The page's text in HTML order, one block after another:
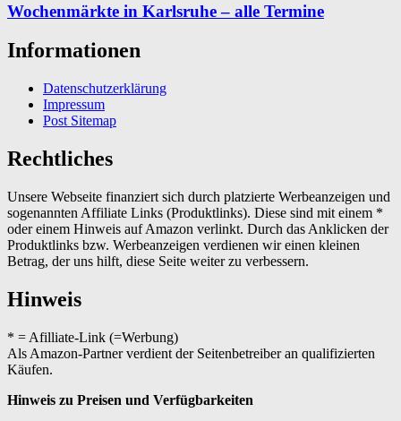
Wochenmärkte in Karlsruhe – alle Termine
Informationen
Datenschutzerklärung
Impressum
Post Sitemap
Rechtliches
Unsere Webseite finanziert sich durch platzierte Werbeanzeigen und
sogenannten Affiliate Links (Produktlinks). Diese sind mit einem *
oder einem Hinweis auf Amazon verlinkt. Durch das Anklicken der
Produktlinks bzw. Werbeanzeigen verdienen wir einen kleinen
Betrag, der uns hilft, diese Seite weiter zu verbessern.
Hinweis
* = Afilliate-Link (=Werbung)
Als Amazon-Partner verdient der Seitenbetreiber an qualifizierten
Käufen.
Hinweis zu Preisen und Verfügbarkeiten